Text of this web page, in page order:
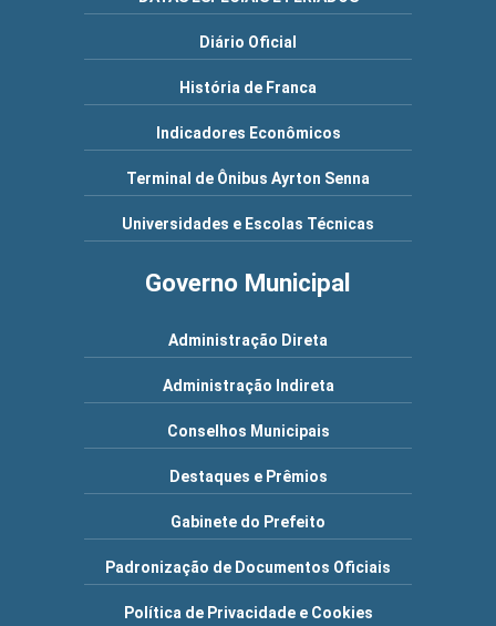
Diário Oficial
História de Franca
Indicadores Econômicos
Terminal de Ônibus Ayrton Senna
Universidades e Escolas Técnicas
Governo Municipal
Administração Direta
Administração Indireta
Conselhos Municipais
Destaques e Prêmios
Gabinete do Prefeito
Padronização de Documentos Oficiais
Política de Privacidade e Cookies